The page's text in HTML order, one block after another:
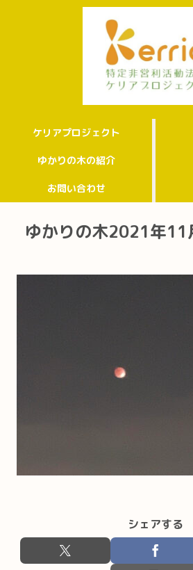
ケリアプロジェクト
ゆかりの木の紹介
お問い合わせ
ゆかりの木2021年11
シェアする